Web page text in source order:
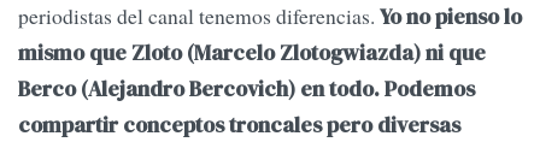
periodistas del canal tenemos diferencias. Yo no pienso lo
mismo que Zloto (Marcelo Zlotogwiazda) ni que
Berco (Alejandro Bercovich) en todo. Podemos
compartir conceptos troncales pero diversas